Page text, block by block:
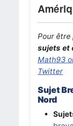
Pour être
sujets et
Math93
Twitter
Sujet
Nord